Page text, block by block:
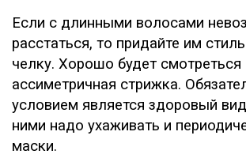
Если с длинными волосами
расстаться, то придайте им
челку. Хорошо будет смотреться
ассиметричная стрижка.
условием является здоровый
ними надо ухаживать и
маски.